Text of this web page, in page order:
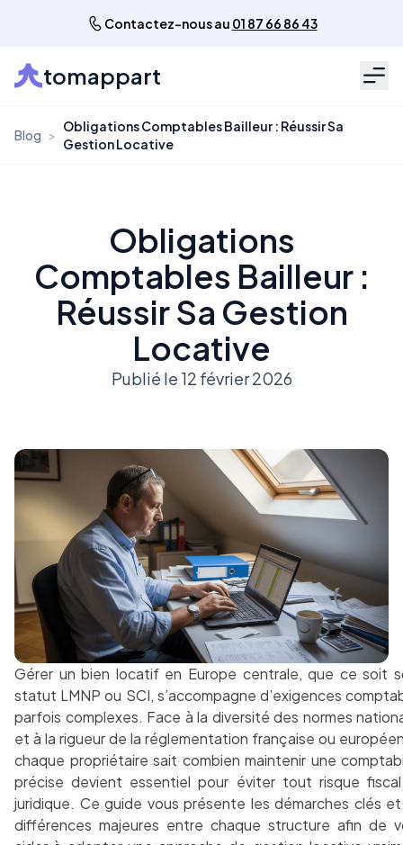
Contactez-nous au 01 87 66 86 43
tomappart
Blog >
Obligations Comptables Bailleur : Réussir Sa
Gestion Locative
Obligations
Comptables Bailleur :
Réussir Sa Gestion
Locative
Publié le 12 février 2026
Gérer un bien locatif en Europe centrale, que ce soit
statut LMNP ou SCI, s’accompagne d’exigences
parfois complexes. Face à la diversité des normes
et à la rigueur de la réglementation française ou
chaque propriétaire sait combien maintenir une
précise devient essentiel pour éviter tout risque
juridique. Ce guide vous présente les démarches clés
différences majeures entre chaque structure afin de